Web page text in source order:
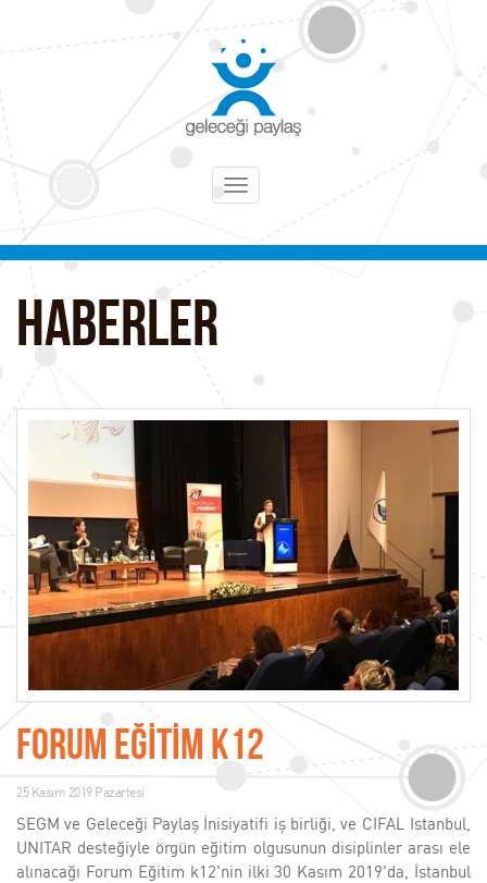
Toggle
HABERLER
FORUM EĞİTİM K12
25 Kasım 2019 Pazartesi
SEGM ve Geleceği Paylaş İnisiyatifi iş birliği, ve CIFAL Istanbul,
UNITAR desteğiyle örgün eğitim olgusunun disiplinler arası ele
alınacağı Forum Eğitim k12'nin ilki 30 Kasım 2019'da, İstanbul